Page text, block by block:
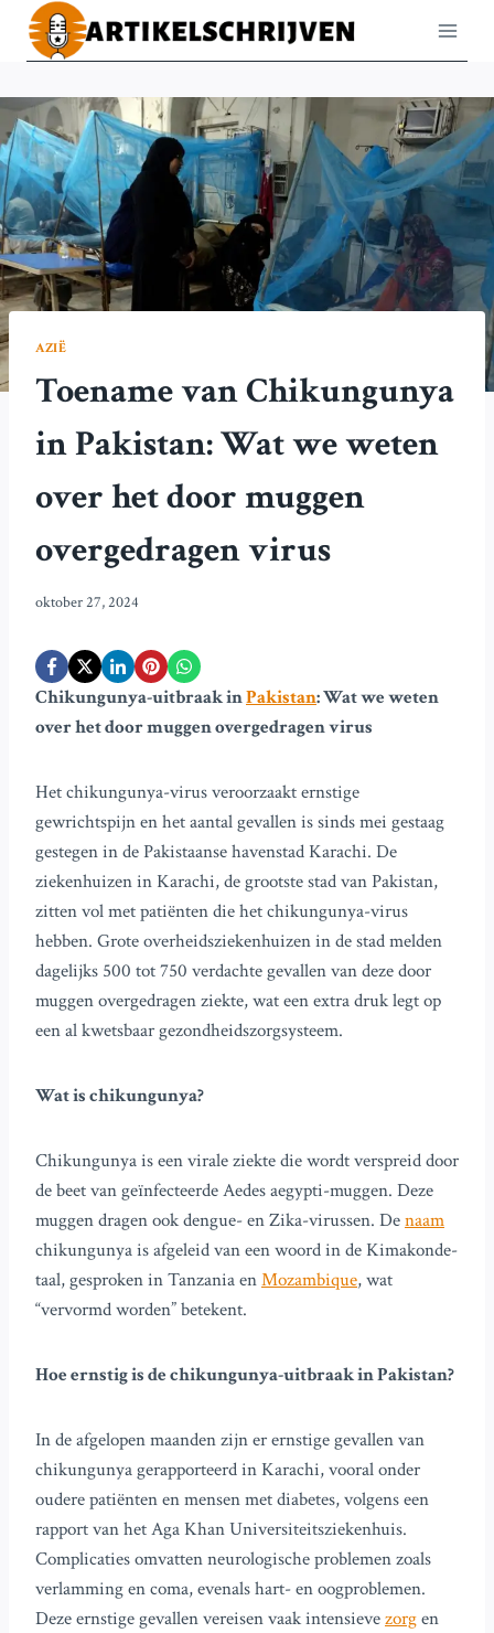
Doorgaan
naar
AZIË
Toename van Chikungunya
in Pakistan: Wat we weten
over het door muggen
overgedragen virus
oktober 27, 2024
Chikungunya-uitbraak inPakistan: Wat we weten
over het door muggen overgedragen virus
Het chikungunya-virus veroorzaakt ernstige
gewrichtspijn en het aantal gevallen is sinds mei gestaag
gestegen in de Pakistaanse havenstad Karachi. De
ziekenhuizen in Karachi, de grootste stad van Pakistan,
zitten vol met patiënten die het chikungunya-virus
hebben. Grote overheidsziekenhuizen in de stad melden
dagelijks 500 tot 750 verdachte gevallen van deze door
muggen overgedragen ziekte, wat een extra druk legt op
een al kwetsbaar gezondheidszorgsysteem.
Wat is chikungunya?
Chikungunya is een virale ziekte die wordt verspreid door
de beet van geïnfecteerde Aedes aegypti-muggen. Deze
muggen dragen ook dengue- en Zika-virussen. Denaam
chikungunya is afgeleid van een woord in de Kimakonde-
taal, gesproken in Tanzania enMozambique, wat
“vervormd worden” betekent.
Hoe ernstig is de chikungunya-uitbraak in Pakistan?
In de afgelopen maanden zijn er ernstige gevallen van
chikungunya gerapporteerd in Karachi, vooral onder
oudere patiënten en mensen met diabetes, volgens een
rapport van het Aga Khan Universiteitsziekenhuis.
Complicaties omvatten neurologische problemen zoals
verlamming en coma, evenals hart- en oogproblemen.
Deze ernstige gevallen vereisen vaak intensievezorgen